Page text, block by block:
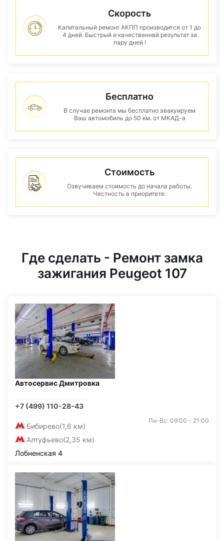
Скорость
Капитальный ремонт АКПП производится от 1 до
4 дней. Быстрый и качественнвй результат за
пару дней !
Бесплатно
В случае ремонта мы бесплатно эвакуируем
Ваш автомобиль до 50 км. от МКАД-а
Стоимость
Озвучиваем стоимость до начала работы.
Честность в приоритете.
Где сделать - Ремонт замка
зажигания Peugeot 107
Автосервис Дмитровка
+7 (499) 110-28-43
Бибирево(1,6 км)
Алтуфьево(2,35 км)
Пн-Вс: 09:00 - 21:00
Лобненская 4